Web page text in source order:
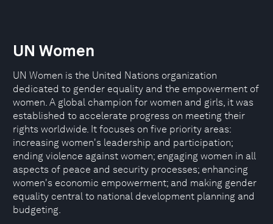
UN Women
UN Women is the United Nations organization
dedicated to gender equality and the empowerment of
women. A global champion for women and girls, it was
established to accelerate progress on meeting their
rights worldwide. It focuses on five priority areas:
increasing women's leadership and participation;
ending violence against women; engaging women in all
aspects of peace and security processes; enhancing
women's economic empowerment; and making gender
equality central to national development planning and
budgeting.